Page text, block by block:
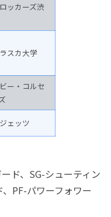
ッカーズ渋
スカ大学
ー・コルセ
ェッツ
ド、SG-シューティン
PF-パワーフォワー